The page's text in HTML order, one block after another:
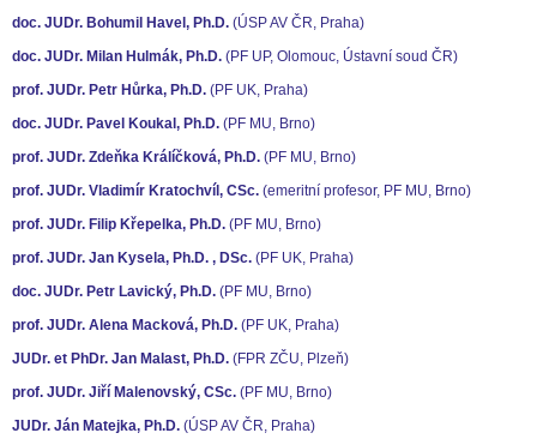
doc. JUDr. Bohumil Havel, Ph.D. (ÚSP AV ČR, Praha)
doc. JUDr. Milan Hulmák, Ph.D. (PF UP, Olomouc, Ústavní soud ČR)
prof. JUDr. Petr Hůrka, Ph.D. (PF UK, Praha)
doc. JUDr. Pavel Koukal, Ph.D. (PF MU, Brno)
prof. JUDr. Zdeňka Králíčková, Ph.D. (PF MU, Brno)
prof. JUDr. Vladimír Kratochvíl, CSc. (emeritní profesor, PF MU, Brno)
prof. JUDr. Filip Křepelka, Ph.D. (PF MU, Brno)
prof. JUDr. Jan Kysela, Ph.D. , DSc. (PF UK, Praha)
doc. JUDr. Petr Lavický, Ph.D. (PF MU, Brno)
prof. JUDr. Alena Macková, Ph.D. (PF UK, Praha)
JUDr. et PhDr. Jan Malast, Ph.D. (FPR ZČU, Plzeň)
prof. JUDr. Jiří Malenovský, CSc. (PF MU, Brno)
JUDr. Ján Matejka, Ph.D. (ÚSP AV ČR, Praha)